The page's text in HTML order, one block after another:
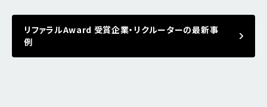
リファラルAward 受賞企業・リクルーターの最新事
例